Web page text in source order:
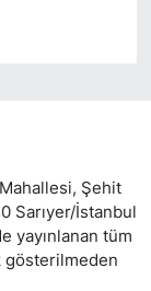
Şehit
Sarıyer/İstanbul
yayınlanan tüm
gösterilmeden